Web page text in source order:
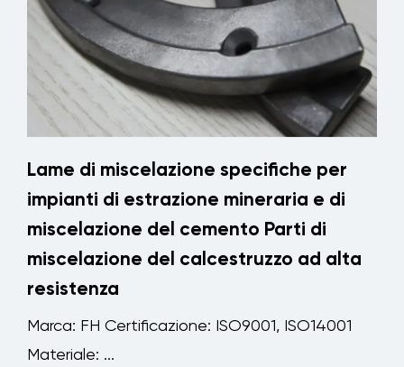
Lame di miscelazione specifiche per
impianti di estrazione mineraria e di
miscelazione del cemento Parti di
miscelazione del calcestruzzo ad alta
resistenza
Marca: FH Certificazione: ISO9001, ISO14001
Materiale: ...